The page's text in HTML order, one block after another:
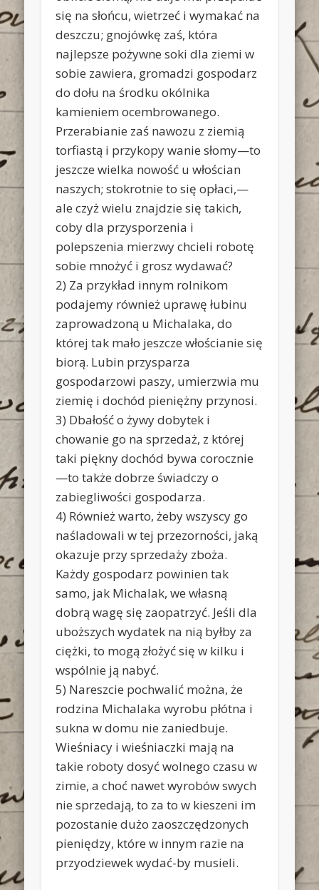
się na słońcu, wietrzeć i wymakać na
deszczu; gnojówkę zaś, która
najlepsze pożywne soki dla ziemi w
sobie zawiera, gromadzi gospodarz
do dołu na środku okólnika
kamieniem ocembrowanego.
Przerabianie zaś nawozu z ziemią
torfiastą i przykopy wanie słomy—to
jeszcze wielka nowość u włościan
naszych; stokrotnie to się opłaci,—
ale czyż wielu znajdzie się takich,
coby dla przysporzenia i
polepszenia mierzwy chcieli robotę
sobie mnożyć i grosz wydawać?
2) Za przykład innym rolnikom
podajemy również uprawę łubinu
zaprowadzoną u Michalaka, do
której tak mało jeszcze włościanie się
biorą. Lubin przysparza
gospodarzowi paszy, umierzwia mu
ziemię i dochód pieniężny przynosi.
3) Dbałość o żywy dobytek i
chowanie go na sprzedaż, z której
taki piękny dochód bywa corocznie
—to także dobrze świadczy o
zabiegliwości gospodarza.
4) Również warto, żeby wszyscy go
naśladowali w tej przezorności, jaką
okazuje przy sprzedaży zboża.
Każdy gospodarz powinien tak
samo, jak Michalak, we własną
dobrą wagę się zaopatrzyć. Jeśli dla
uboższych wydatek na nią byłby za
ciężki, to mogą złożyć się w kilku i
wspólnie ją nabyć.
5) Nareszcie pochwalić można, że
rodzina Michalaka wyrobu płótna i
sukna w domu nie zaniedbuje.
Wieśniacy i wieśniaczki mają na
takie roboty dosyć wolnego czasu w
zimie, a choć nawet wyrobów swych
nie sprzedają, to za to w kieszeni im
pozostanie dużo zaoszczędzonych
pieniędzy, które w innym razie na
przyodziewek wydać-by musieli.